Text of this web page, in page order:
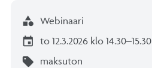
category Webinaari
event to 12.3.2026 klo 14.30–15.30
sell maksuton